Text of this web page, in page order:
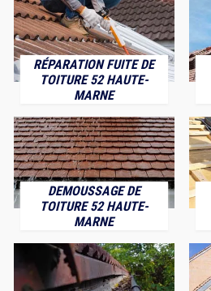
RÉPARATION FUITE DE
TOITURE 52 HAUTE-
MARNE
DEMOUSSAGE DE
TOITURE 52 HAUTE-
MARNE